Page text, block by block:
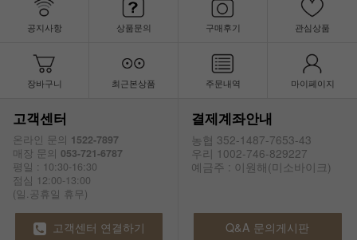
공지사항 상품문의 구매후기 관심상품
장바구니 최근본상품 주문내역 마이페이지
고객센터
온라인 문의 1522-7897
매장 문의 053-721-6787
평일 : 10:30-16:30
점심 12:00-13:00
(일.공휴일 휴무)
결제계좌안내
농협 352-1487-7653-43
우리 1002-746-829227
예금주 : 이원해(미소바이크)
고객센터 연결하기 Q&A 문의게시판